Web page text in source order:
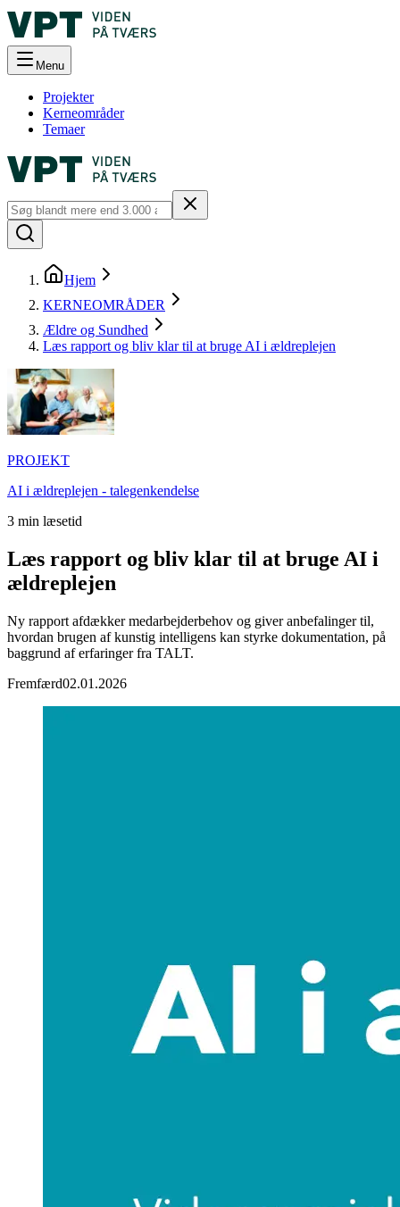
Menu
Projekter
Kerneområder
Temaer
Hjem
KERNEOMRÅDER
Ældre og Sundhed
Læs rapport og bliv klar til at bruge AI i ældreplejen
PROJEKT
AI i ældreplejen - talegenkendelse
3 min læsetid
Læs rapport og bliv klar til at bruge AI i
ældreplejen
Ny rapport afdækker medarbejderbehov og giver anbefalinger til,
hvordan brugen af kunstig intelligens kan styrke dokumentation, på
baggrund af erfaringer fra TALT.
Fremfærd02.01.2026